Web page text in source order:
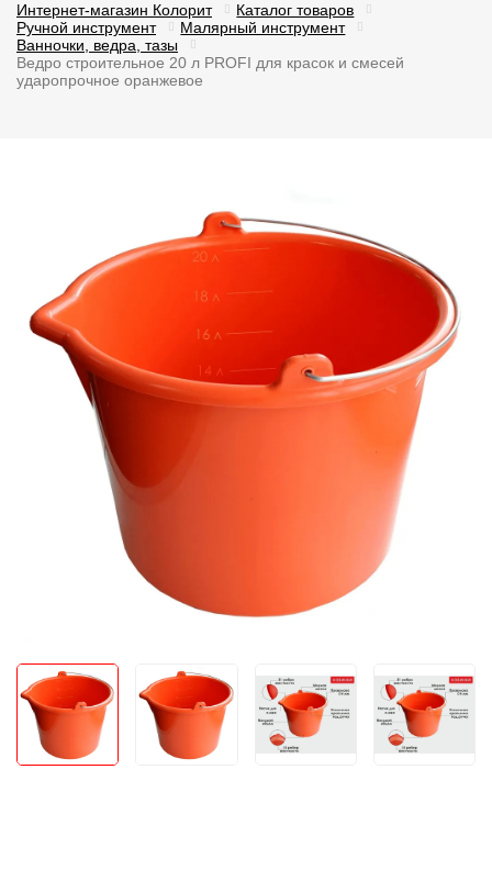
Интернет-магазин Колорит
Каталог товаров
Ручной инструмент
Малярный инструмент
Ванночки, ведра, тазы
Ведро строительное 20 л PROFI для красок и смесей
ударопрочное оранжевое